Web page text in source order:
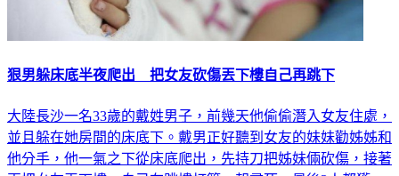
狠男躲床底半夜爬出 把女友砍傷丟下樓自己再跳下
大陸長沙一名33歲的戴姓男子，前幾天他偷偷潛入女友住處，
並且躲在她房間的床底下。戴男正好聽到女友的妹妹勸姊姊和
他分手，他一氣之下從床底爬出，先持刀把姊妹倆砍傷，接著